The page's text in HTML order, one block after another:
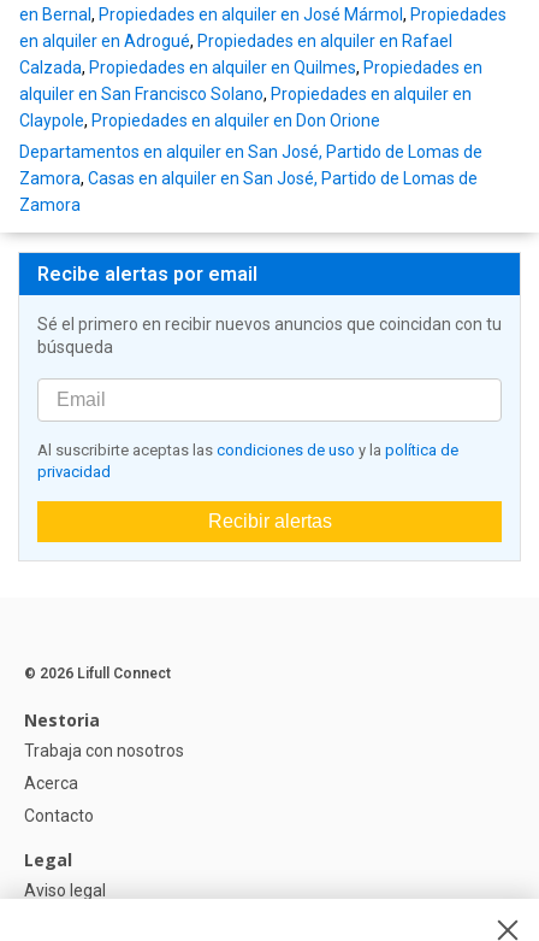
en Bernal, Propiedades en alquiler en José Mármol , Propiedades
en alquiler en Adrogué, Propiedades en alquiler en Rafael
Calzada, Propiedades en alquiler en Quilmes, Propiedades en
alquiler en San Francisco Solano, Propiedades en alquiler en
Claypole, Propiedades en alquiler en Don Orione
Departamentos en alquiler en San José, Partido de Lomas de
Zamora, Casas en alquiler en San José, Partido de Lomas de
Zamora
Recibe alertas por email
Sé el primero en recibir nuevos anuncios que coincidan con tu
búsqueda
Al suscribirte aceptas las condiciones de uso y la política de
privacidad
Recibir alertas
© 2026 Lifull Connect
Nestoria
Trabaja con nosotros
Acerca
Contacto
Legal
Aviso legal